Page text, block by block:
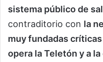
sistema público de
contraditorio con la
muy fundadas
opera la Teletón y a